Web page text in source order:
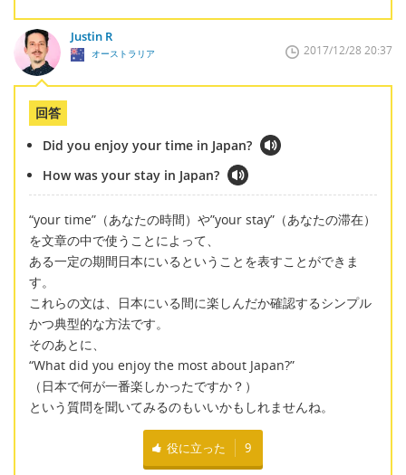
Justin R
オーストラリア 2017/12/28 20:37
回答
Did you enjoy your time in Japan?
How was your stay in Japan?
“your time”（あなたの時間）や”your stay”（あなたの滞在）
を文章の中で使うことによって、
ある一定の期間日本にいるということを表すことができま
す。
これらの文は、日本にいる間に楽しんだか確認するシンプル
かつ典型的な方法です。
そのあとに、
“What did you enjoy the most about Japan?”
（日本で何が一番楽しかったですか？）
という質問を聞いてみるのもいいかもしれませんね。
役に立った 9